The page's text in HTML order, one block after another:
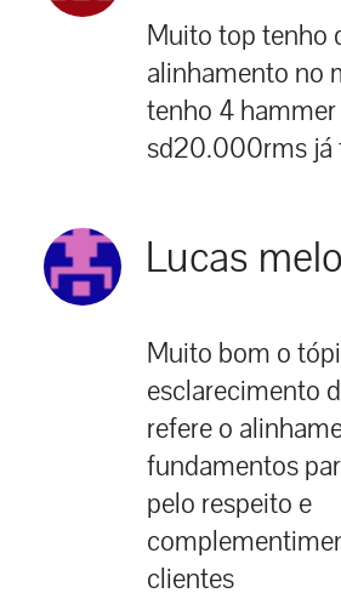
Muito top tenho
alinhamento no
tenho 4
sd20.000rms já
Lucas
Muito bom o
esclarecimento
refere o
fundamentos
pelo respeito e
clientes